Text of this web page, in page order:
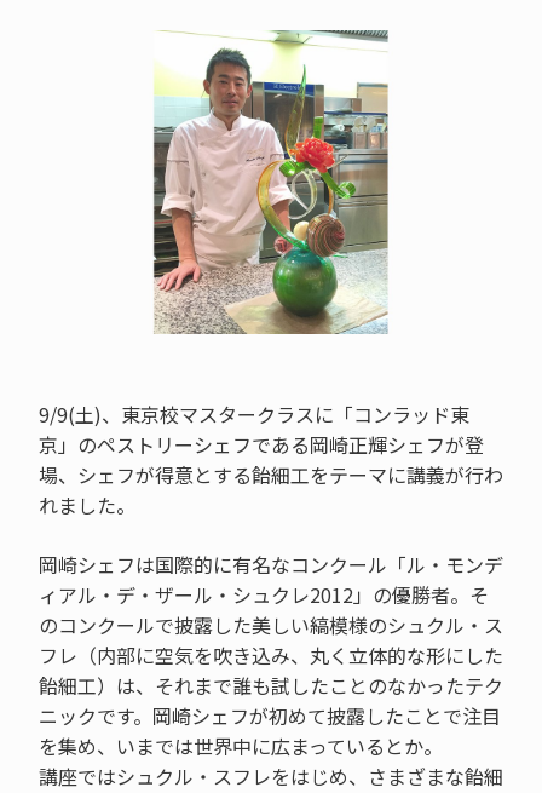
9/9(土)、東京校マスタークラスに「コンラッド東
京」のペストリーシェフである岡崎正輝シェフが登
場、シェフが得意とする飴細工をテーマに講義が行わ
れました。
岡崎シェフは国際的に有名なコンクール「ル・モンデ
ィアル・デ・ザール・シュクレ2012」の優勝者。そ
のコンクールで披露した美しい縞模様のシュクル・ス
フレ（内部に空気を吹き込み、丸く立体的な形にした
飴細工）は、それまで誰も試したことのなかったテク
ニックです。岡崎シェフが初めて披露したことで注目
を集め、いまでは世界中に広まっているとか。
講座ではシュクル・スフレをはじめ、さまざまな飴細